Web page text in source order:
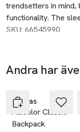
trendsetters in mind,
functionality. The
screenprint trefoil
Designed for those
backpack features a
your essentials. A
making it ideal for
adjustable straps
SKU: 66545990
Andra har
Adidas
Adicolor Classic
Backpack